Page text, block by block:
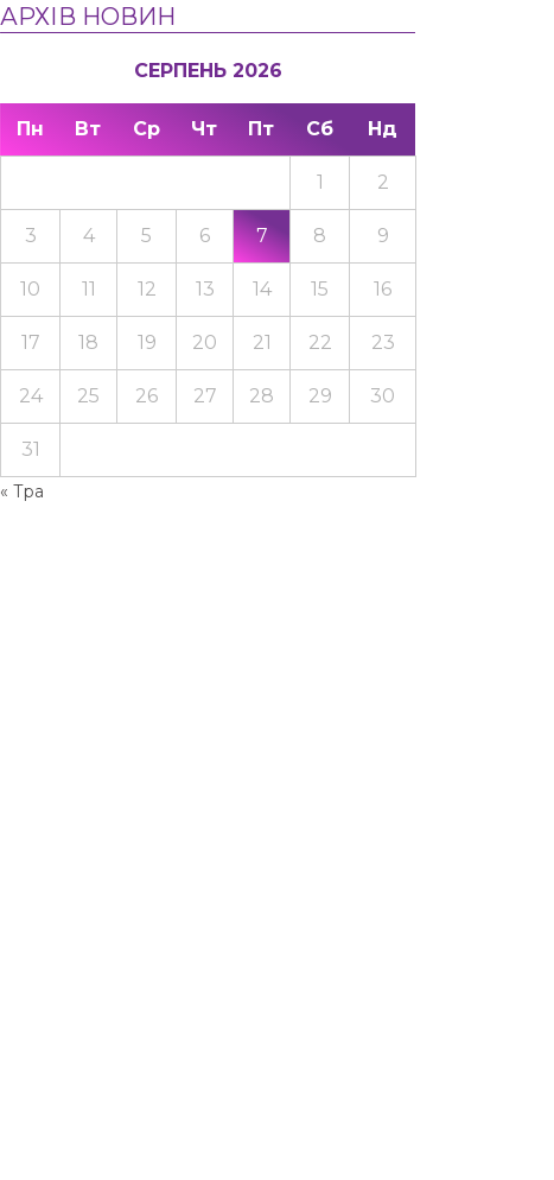
АРХІВ НОВИН
СЕРПЕНЬ 2026
Пн Вт Ср Чт Пт Сб Нд
« Тра
1 2
3 4 5 6 7 8 9
10 11 12 13 14 15 16
17 18 19 20 21 22 23
24 25 26 27 28 29 30
31